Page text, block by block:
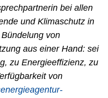
bei allen
und Klimaschutz in
von
aus einer Hand: sei
zu Energieeffizienz, zu
von